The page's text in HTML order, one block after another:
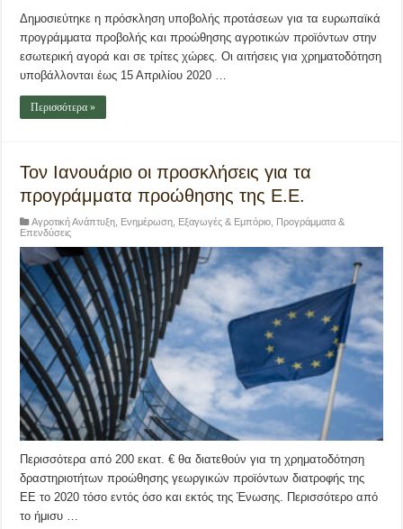
Δημοσιεύτηκε η πρόσκληση υποβολής προτάσεων για τα ευρωπαϊκά
προγράμματα προβολής και προώθησης αγροτικών προϊόντων στην
εσωτερική αγορά και σε τρίτες χώρες. Οι αιτήσεις για χρηματοδότηση
υποβάλλονται έως 15 Απριλίου 2020 …
Περισσότερα »
Τον Ιανουάριο οι προσκλήσεις για τα
προγράμματα προώθησης της Ε.Ε.
Αγροτική Ανάπτυξη Ενημέρωση Εξαγωγές & Εμπόριο Προγράμματα &
Επενδύσεις
Περισσότερα από 200 εκατ. € θα διατεθούν για τη χρηματοδότηση
δραστηριοτήτων προώθησης γεωργικών προϊόντων διατροφής της
ΕΕ το 2020 τόσο εντός όσο και εκτός της Ένωσης. Περισσότερο από
το ήμισυ …